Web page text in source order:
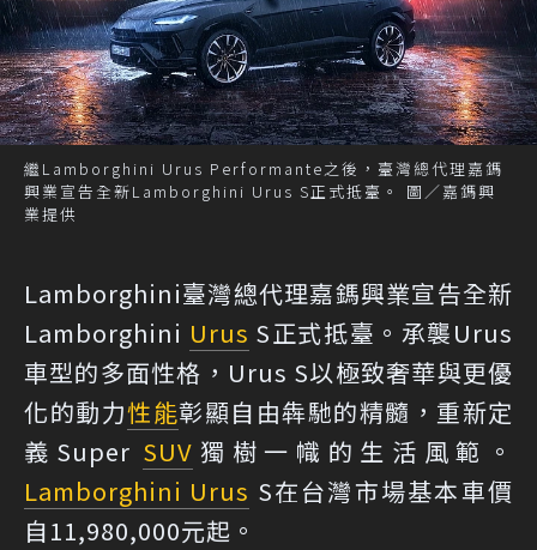
繼Lamborghini Urus Performante之後，臺灣總代理嘉鎷
興業宣告全新Lamborghini Urus S正式抵臺。 圖／嘉鎷興
業提供
Lamborghini臺灣總代理嘉鎷興業宣告全新
Lamborghini Urus S正式抵臺。承襲Urus
車型的多面性格，Urus S以極致奢華與更優
化的動力性能彰顯自由犇馳的精髓，重新定
義Super SUV 獨樹一幟的生活風範。
Lamborghini Urus S在台灣市場基本車價
自11,980,000元起。